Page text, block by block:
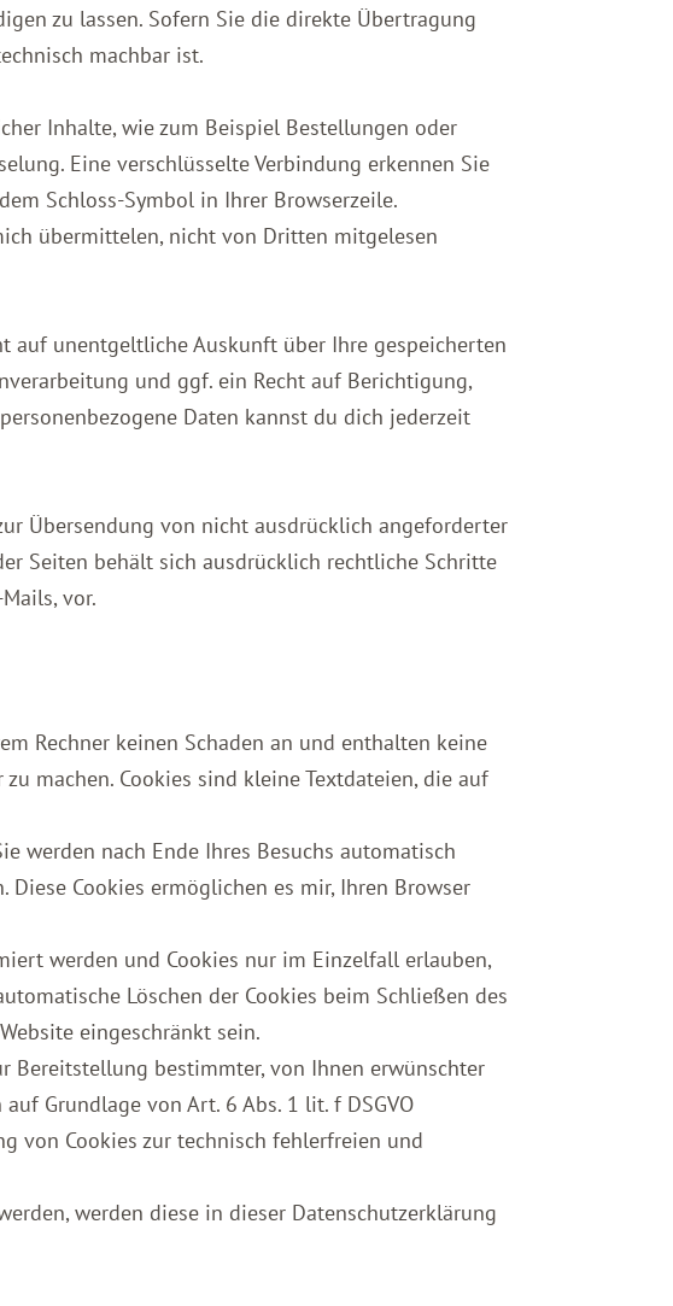
zu lassen. Sofern Sie die direkte Übertragung
machbar ist.
Inhalte, wie zum Beispiel Bestellungen oder
Eine verschlüsselte Verbindung erkennen Sie
Schloss-Symbol in Ihrer Browserzeile.
übermittelen, nicht von Dritten mitgelesen
auf unentgeltliche Auskunft über Ihre gespeicherten
und ggf. ein Recht auf Berichtigung,
Daten kannst du dich jederzeit
Übersendung von nicht ausdrücklich angeforderter
Seiten behält sich ausdrücklich rechtliche Schritte
vor.
Rechner keinen Schaden an und enthalten keine
machen. Cookies sind kleine Textdateien, die auf
werden nach Ende Ihres Besuchs automatisch
Cookies ermöglichen es mir, Ihren Browser
werden und Cookies nur im Einzelfall erlauben,
Löschen der Cookies beim Schließen des
eingeschränkt sein.
Bereitstellung bestimmter, von Ihnen erwünschter
Grundlage von Art. 6 Abs. 1 lit. f DSGVO
von Cookies zur technisch fehlerfreien und
werden diese in dieser Datenschutzerklärung